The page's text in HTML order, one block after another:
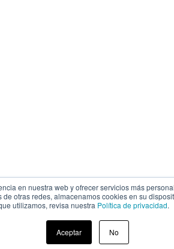
en nuestra web y ofrecer servicios más
de otras redes, almacenamos cookies en su
utilizamos, revisa nuestra Política de privacidad.
Aceptar No